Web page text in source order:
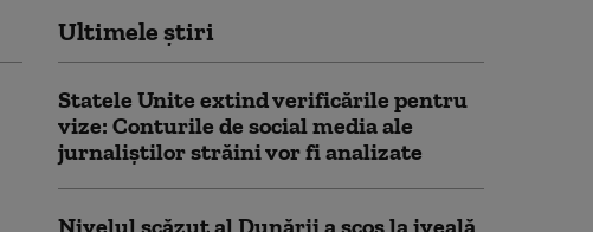
Ultimele știri
Statele Unite extind verificările pentru
vize: Conturile de social media ale
jurnaliștilor străini vor fi analizate
Nivelul scăzut al Dunării a scos la iveală